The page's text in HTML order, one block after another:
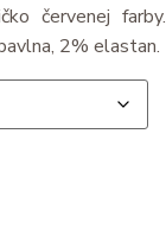
červenej farby.
2% elastan.